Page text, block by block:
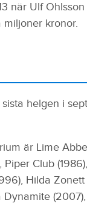
när Ulf
miljoner kronor.
helgen i
är Lime
Piper Club
Hilda